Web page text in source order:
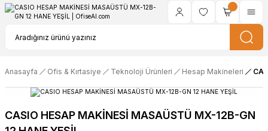
Anasayfa Ofis & Kırtasiye Teknoloji Ürünleri Hesap Makineleri
CASIO HESAP MAKİNESİ MASAÜSTÜ MX-12B-GN